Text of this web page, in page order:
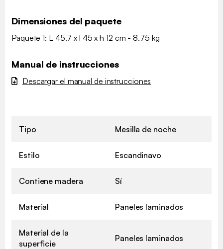
Dimensiones del paquete
Paquete 1: L 45.7 x l 45 x h 12 cm - 8.75 kg
Manual de instrucciones
Descargar el manual de instrucciones
Tipo Mesilla de noche
Estilo Escandinavo
Contiene madera Sí
Material Paneles laminados
Material de la
superficie
Paneles laminados